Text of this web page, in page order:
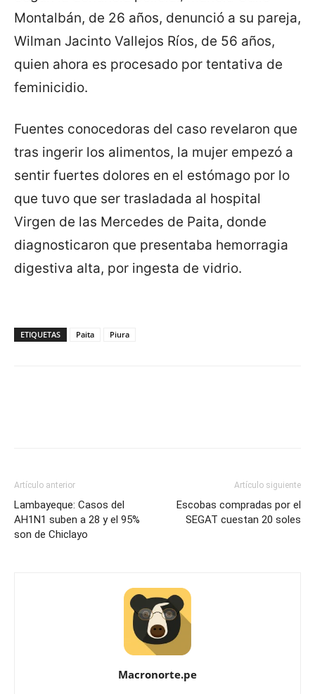
Montalbán, de 26 años, denunció a su pareja,
Wilman Jacinto Vallejos Ríos, de 56 años,
quien ahora es procesado por tentativa de
feminicidio.
Fuentes conocedoras del caso revelaron que
tras ingerir los alimentos, la mujer empezó a
sentir fuertes dolores en el estómago por lo
que tuvo que ser trasladada al hospital
Virgen de las Mercedes de Paita, donde
diagnosticaron que presentaba hemorragia
digestiva alta, por ingesta de vidrio.
ETIQUETAS Paita Piura
Artículo anterior
Lambayeque: Casos del
AH1N1 suben a 28 y el 95%
son de Chiclayo
Artículo siguiente
Escobas compradas por el
SEGAT cuestan 20 soles
Macronorte.pe